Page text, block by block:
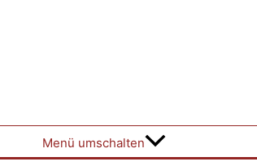
Menü umschalten